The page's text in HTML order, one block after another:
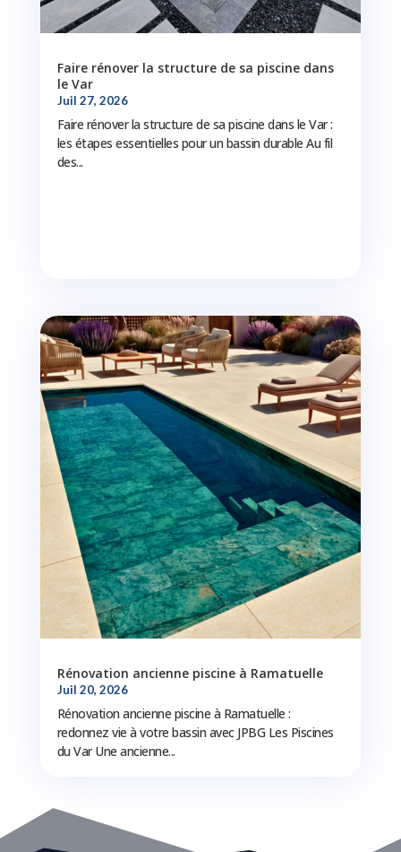
Faire rénover la structure de sa piscine dans
le Var
Juil 27, 2026
Faire rénover la structure de sa piscine dans le Var :
les étapes essentielles pour un bassin durable Au fil
des...
Rénovation ancienne piscine à Ramatuelle
Juil 20, 2026
Rénovation ancienne piscine à Ramatuelle :
redonnez vie à votre bassin avec JPBG Les Piscines
du Var Une ancienne...